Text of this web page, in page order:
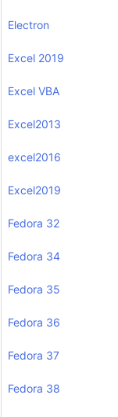
Electron
Excel 2019
Excel VBA
Excel2013
excel2016
Excel2019
Fedora 32
Fedora 34
Fedora 35
Fedora 36
Fedora 37
Fedora 38